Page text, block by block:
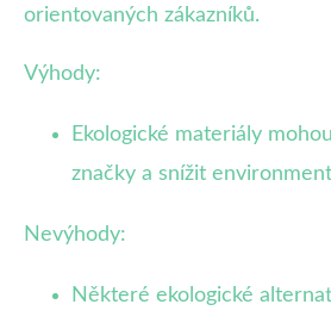
orientovaných zákazníků.
Výhody:
Ekologické materiály
značky a snížit
Nevýhody:
Některé ekologické